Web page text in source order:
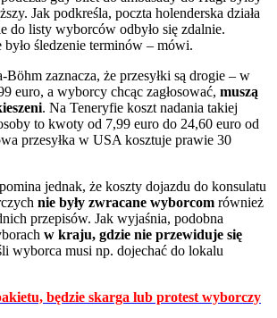
Jak podkreśla, poczta holenderska działa
do listy wyborców odbyło się zdalnie.
śledzenie terminów – mówi.
zaznacza, że przesyłki są drogie – w
euro, a wyborcy chcąc zagłosować, muszą
. Na Teneryfie koszt nadania takiej
to kwoty od 7,99 euro do 24,60 euro od
przesyłka w USA kosztuje prawie 30
jednak, że koszty dojazdu do konsulatu
nie były zwracane wyborcom również
przepisów. Jak wyjaśnia, podobna
w kraju, gdzie nie przewiduje się
wyborca musi np. dojechać do lokalu
będzie skarga lub protest wyborczy